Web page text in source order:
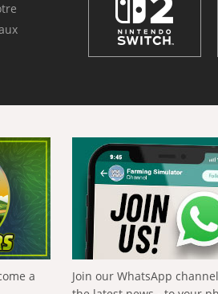
a
Join our WhatsApp